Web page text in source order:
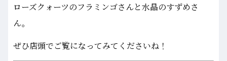
ローズクォーツのフラミンゴさんと水晶のすずめさ
ん。
ぜひ店頭でご覧になってみてくださいね！